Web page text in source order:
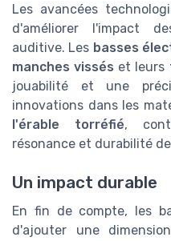
Les avancées
d'améliorer l'impact
auditive. Les basses
manches vissés et leurs
jouabilité et une
innovations dans les
l'érable torréfié,
résonance et durabilité
Un impact durable
En fin de compte, les
d'ajouter une